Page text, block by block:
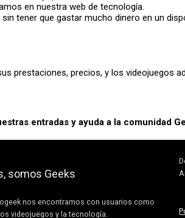
en nuestra web de tecnología.
tener que gastar mucho dinero en un
prestaciones, precios, y los videojuegos
entradas y ayuda a la comunidad
somos Geeks
nos encontramos con usuarios como
videojuegos y la tecnología.